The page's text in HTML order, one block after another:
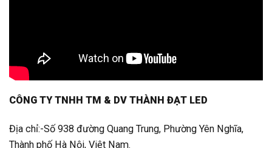
CÔNG TY TNHH TM & DV THÀNH ĐẠT LED
Địa chỉ:-Số 938 đường Quang Trung, Phường Yên Nghĩa,
Thành phố Hà Nội, Việt Nam.